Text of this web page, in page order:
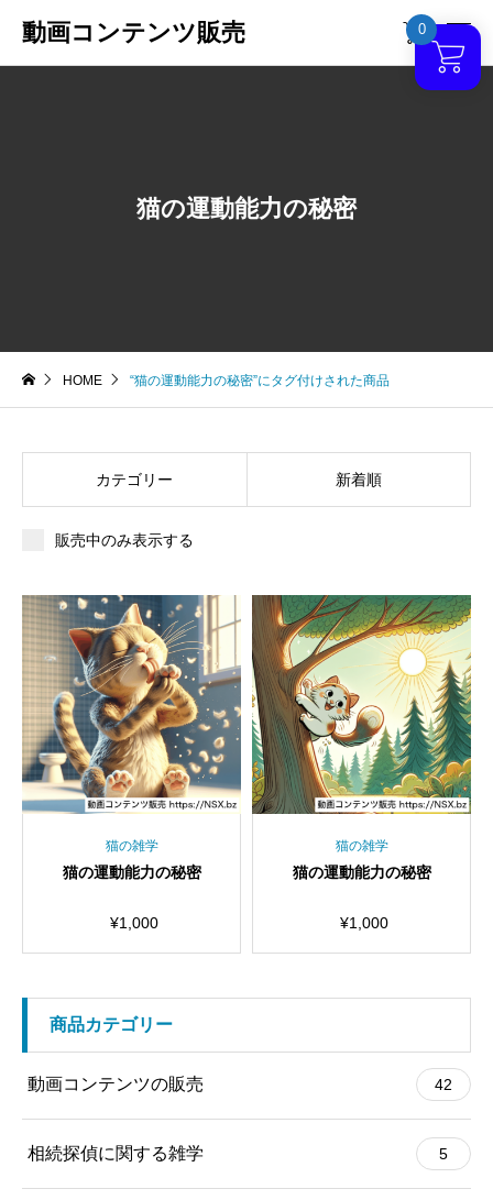
動画コンテンツ販売 
猫の運動能力の秘密
HOME “猫の運動能力の秘密”にタグ付けされた商品
カテゴリー 新着順
販売中のみ表示する
猫の雑学
猫の運動能力の秘密
¥1,000
猫の雑学
猫の運動能力の秘密
¥1,000
商品カテゴリー
動画コンテンツの販売 42
相続探偵に関する雑学 5
0